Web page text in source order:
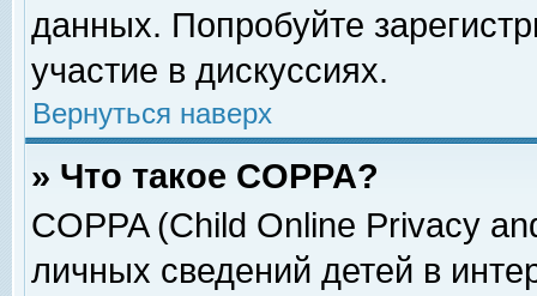
данных. Попробуйте
участие в дискуссиях.
Вернуться наверх
» Что такое COPPA?
COPPA (Child Online Privacy
личных сведений детей в